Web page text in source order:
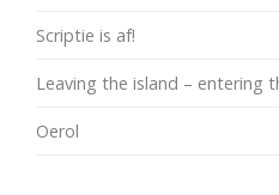
Scriptie is af!
Leaving the island – entering
Oerol